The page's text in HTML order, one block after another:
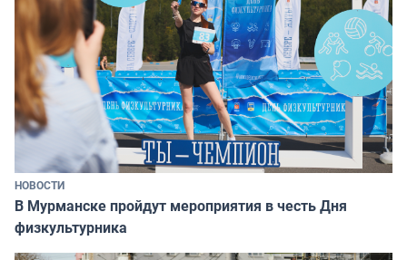
НОВОСТИ
В Мурманске пройдут мероприятия в честь Дня
физкультурника